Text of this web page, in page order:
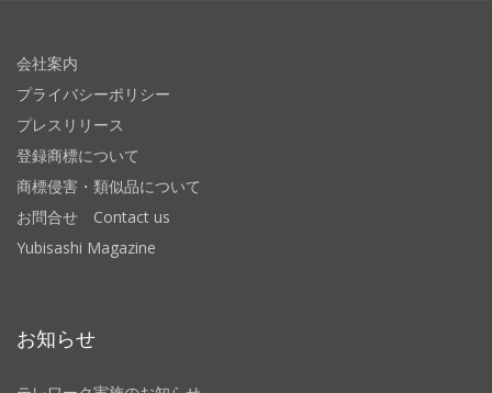
会社案内
プライバシーポリシー
プレスリリース
登録商標について
商標侵害・類似品について
お問合せ Contact us
Yubisashi Magazine
お知らせ